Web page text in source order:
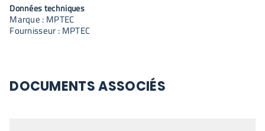
Données techniques
Marque : MPTEC
Fournisseur : MPTEC
DOCUMENTS ASSOCIÉS